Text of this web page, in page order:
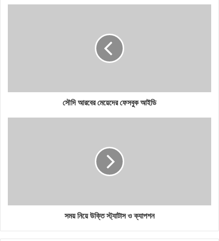
সৌদি আরবের মেয়েদের ফেসবুক আইডি
সময় নিয়ে উক্তি স্ট্যাটাস ও ক্যাপশন